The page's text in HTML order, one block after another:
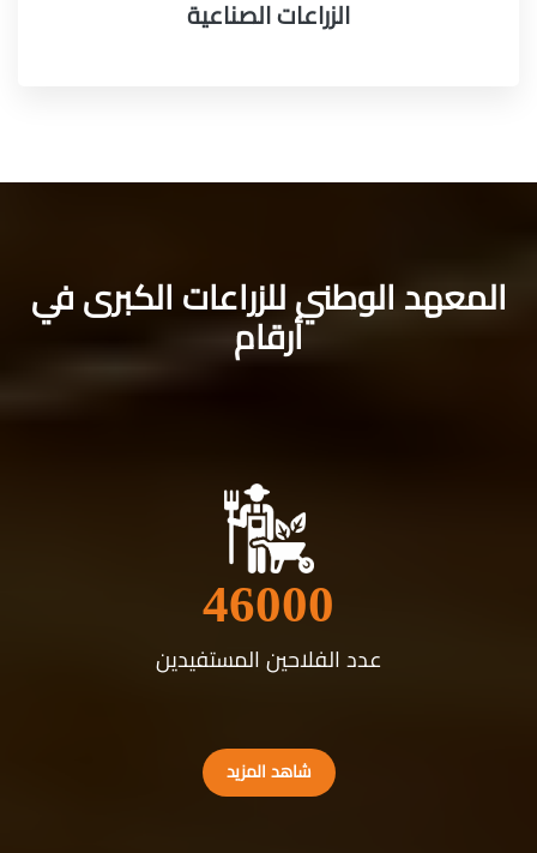
الزراعات الصناعية
المعهد الوطني للزراعات الكبرى في
أرقام
46000
عدد الفلاحين المستفيدين
شاهد المزيد